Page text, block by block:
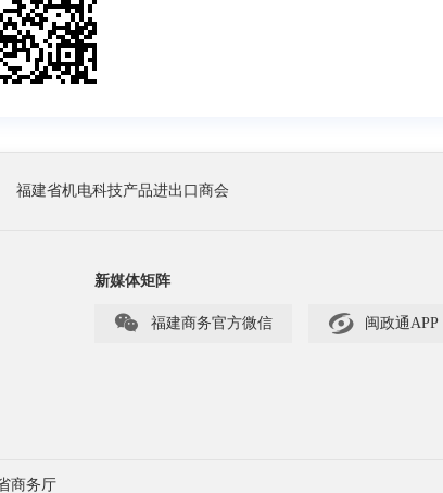
福建省机电科技产品进出口商会
新媒体矩阵
 福建商务官方微信  闽政通APP
商务厅